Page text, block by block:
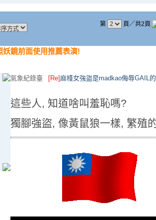
第 頁／共2頁
妖鏡前面使用推薦表演!
氣象紀錄臺 [Re]麻棧女強盜是madkao侮辱GAIL
這些人, 知道啥叫羞恥嗎?
獨腳強盜, 像黃鼠狼一樣, 繁殖